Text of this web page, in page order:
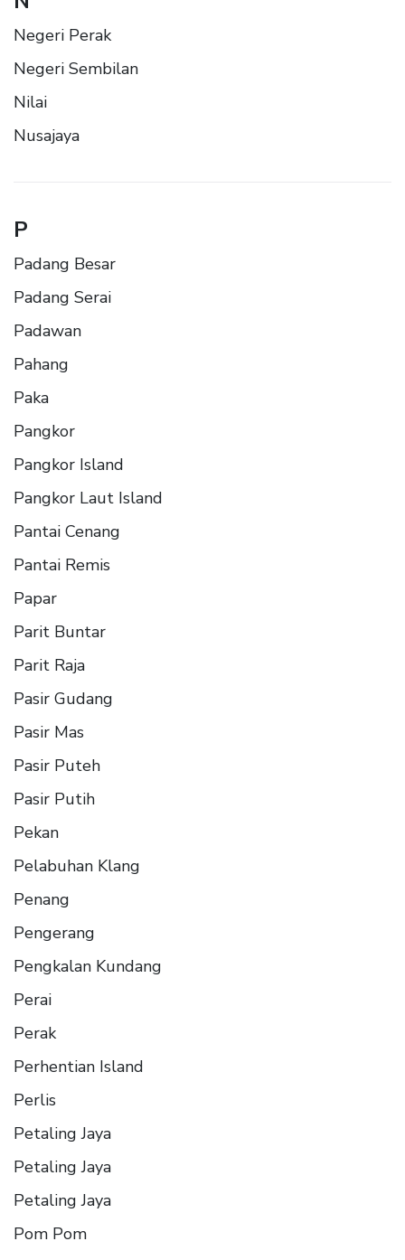
Negeri Perak
Negeri Sembilan
Nilai
Nusajaya
P
Padang Besar
Padang Serai
Padawan
Pahang
Paka
Pangkor
Pangkor Island
Pangkor Laut Island
Pantai Cenang
Pantai Remis
Papar
Parit Buntar
Parit Raja
Pasir Gudang
Pasir Mas
Pasir Puteh
Pasir Putih
Pekan
Pelabuhan Klang
Penang
Pengerang
Pengkalan Kundang
Perai
Perak
Perhentian Island
Perlis
Petaling Jaya
Petaling Jaya
Petaling Jaya
Pom Pom